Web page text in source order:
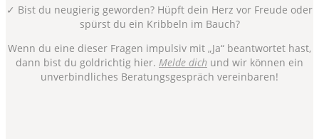
✓ Bist du neugierig geworden? Hüpft dein Herz vor Freude oder
spürst du ein Kribbeln im Bauch?
Wenn du eine dieser Fragen impulsiv mit „Ja“ beantwortet hast,
dann bist du goldrichtig hier. Melde dich und wir können ein
unverbindliches Beratungsgespräch vereinbaren!